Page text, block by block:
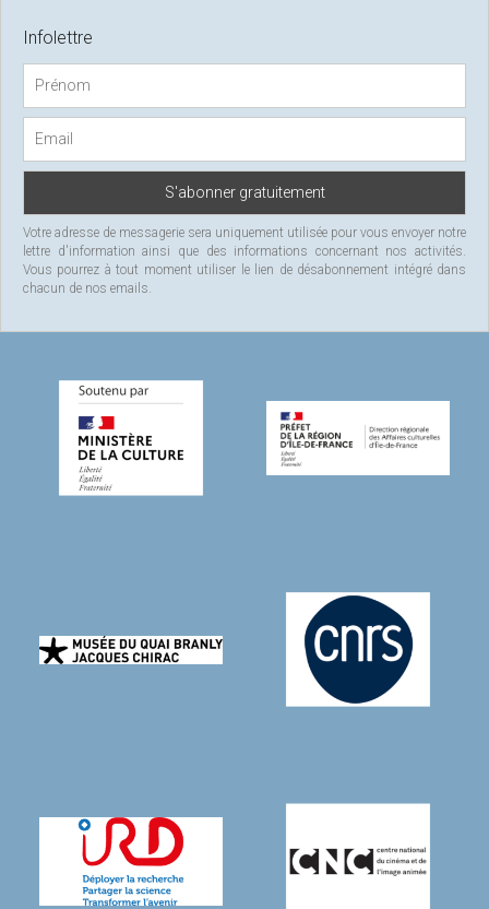
c
r
Infolettre
Votre adresse de messagerie sera uniquement utilisée pour vous envoyer notre
lettre d'information ainsi que des informations concernant nos activités.
Vous pourrez à tout moment utiliser le lien de désabonnement intégré dans
chacun de nos emails.